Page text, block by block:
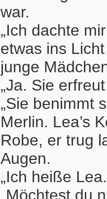
war.
„Ich dachte
etwas ins
junge
„Ja. Sie
„Sie benimmt
Merlin. Lea’s
Robe, er trug
Augen.
„Ich heiße
„Möchtest du